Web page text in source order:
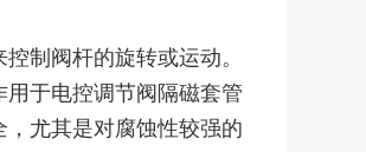
制阀杆的旋转或运动。
于电控调节阀隔磁套管
尤其是对腐蚀性较强的